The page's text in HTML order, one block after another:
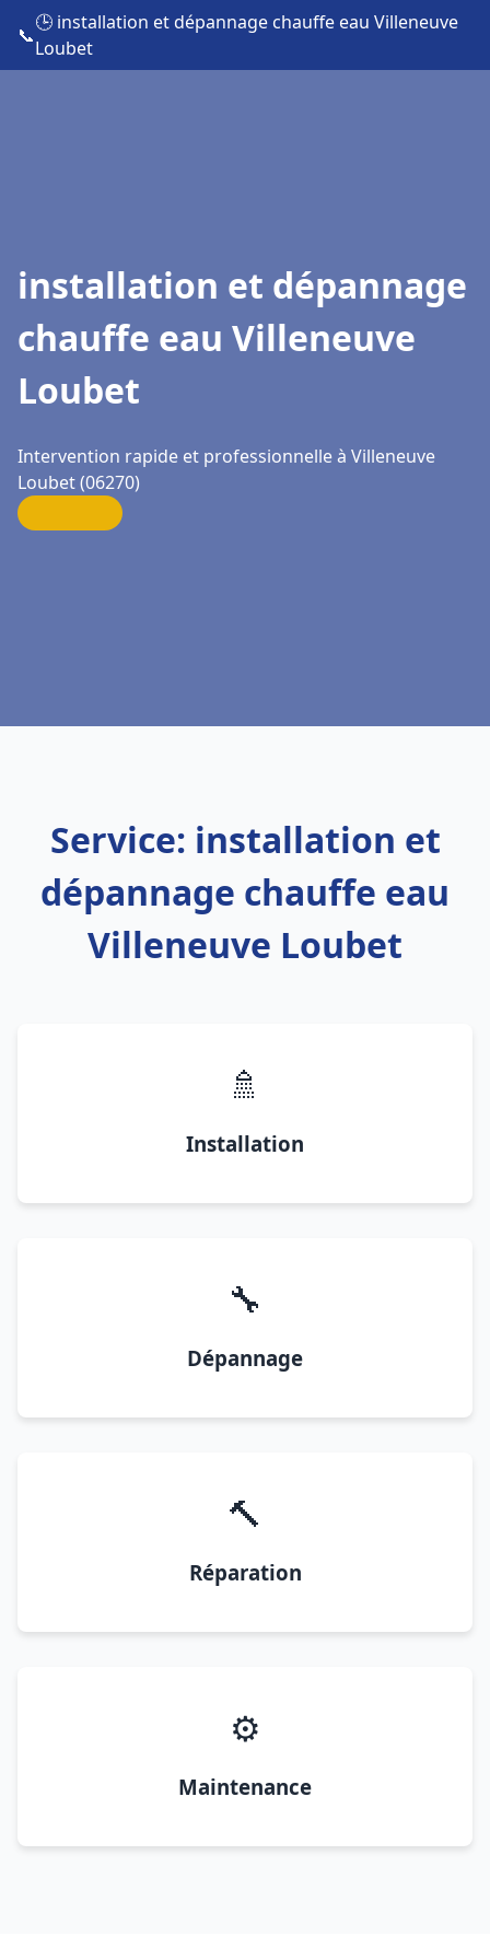
📞
🕒 installation et dépannage chauffe eau Villeneuve
Loubet
installation et dépannage
chauffe eau Villeneuve
Loubet
Intervention rapide et professionnelle à Villeneuve
Loubet (06270)
Service: installation et
dépannage chauffe eau
Villeneuve Loubet
🚿
Installation
🔧
Dépannage
🔨
Réparation
⚙️
Maintenance